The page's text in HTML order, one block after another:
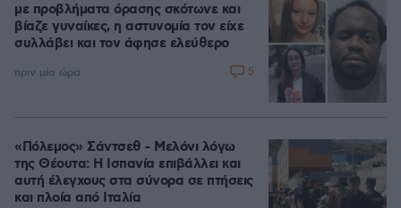
με προβλήματα όρασης σκότωνε και
βίαζε γυναίκες, η αστυνομία τον είχε
συλλάβει και τον άφησε ελεύθερο
πριν μία ώρα 5
«Πόλεμος» Σάντσεθ - Μελόνι λόγω
της Θέουτα: Η Ισπανία επιβάλλει και
αυτή έλεγχους στα σύνορα σε πτήσεις
και πλοία από Ιταλία